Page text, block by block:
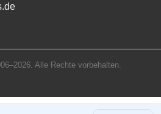
Alle Rechte vorbehalten.